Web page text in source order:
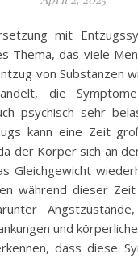
Thema, das viele
von Substanzen
die
psychisch sehr
kann eine Zeit
der Körper sich an
Gleichgewicht
während dieser
Angstzustände,
und
dass diese